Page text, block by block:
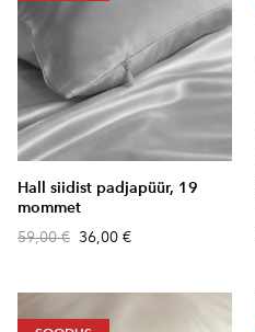
Hall siidist padjapüür, 19
mommet
59,00 € 36,00 €